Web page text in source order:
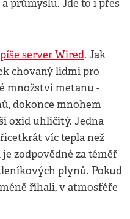
průmyslu. Jde to i přes
server Wired. Jak
chovaný lidmi pro
množství metanu -
dokonce mnohem
oxid uhličitý. Jedna
víc tepla než
zodpovědné za téměř
plynů. Pokud
říhali, v atmosféře